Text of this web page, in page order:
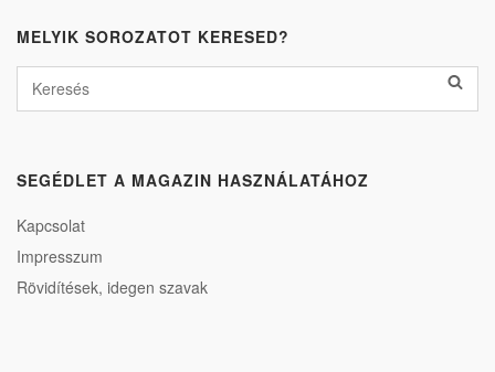
MELYIK SOROZATOT KERESED?
SEGÉDLET A MAGAZIN HASZNÁLATÁHOZ
Kapcsolat
Impresszum
Rövidítések, idegen szavak